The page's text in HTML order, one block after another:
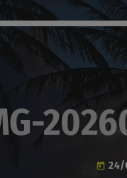
today 24/